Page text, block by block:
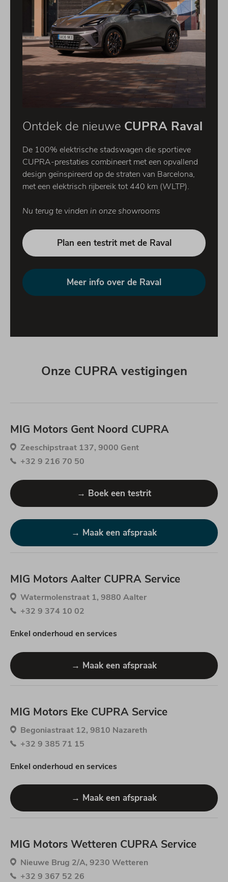
Ontdek de nieuwe CUPRA Raval
De 100% elektrische stadswagen die sportieve
CUPRA-prestaties combineert met een opvallend
design geïnspireerd op de straten van Barcelona,
met een elektrisch rijbereik tot 440 km (WLTP).
Nu terug te vinden in onze showrooms
Plan een testrit met de Raval
Meer info over de Raval
Onze CUPRA vestigingen
MIG Motors Gent Noord CUPRA
Zeeschipstraat 137, 9000 Gent
+32 9 216 70 50
→ Boek een testrit
→ Maak een afspraak
MIG Motors Aalter CUPRA Service
Watermolenstraat 1, 9880 Aalter
+32 9 374 10 02
Enkel onderhoud en services
→ Maak een afspraak
MIG Motors Eke CUPRA Service
Begoniastraat 12, 9810 Nazareth
+32 9 385 71 15
Enkel onderhoud en services
→ Maak een afspraak
MIG Motors Wetteren CUPRA Service
Nieuwe Brug 2/A, 9230 Wetteren
+32 9 367 52 26